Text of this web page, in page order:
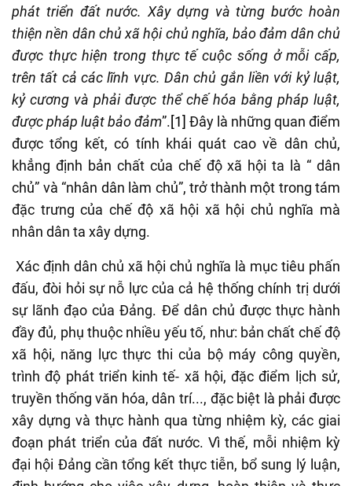
phát triển đất nước. Xây dựng và từng bước hoàn
thiện nền dân chủ xã hội chủ nghĩa, bảo đảm dân chủ
được thực hiện trong thực tế cuộc sống ở mỗi cấp,
trên tất cả các lĩnh vực. Dân chủ gắn liền với kỷ luật,
kỷ cương và phải được thể chế hóa bằng pháp luật,
được pháp luật bảo đảm”.[1] Đây là những quan điểm
được tổng kết, có tính khái quát cao về dân chủ,
khẳng định bản chất của chế độ xã hội ta là “ dân
chủ” và “nhân dân làm chủ”, trở thành một trong tám
đặc trưng của chế độ xã hội xã hội chủ nghĩa mà
nhân dân ta xây dựng.
Xác định dân chủ xã hội chủ nghĩa là mục tiêu phấn
đấu, đòi hỏi sự nỗ lực của cả hệ thống chính trị dưới
sự lãnh đạo của Đảng. Để dân chủ được thực hành
đầy đủ, phụ thuộc nhiều yếu tố, như: bản chất chế độ
xã hội, năng lực thực thi của bộ máy công quyền,
trình độ phát triển kinh tế- xã hội, đặc điểm lịch sử,
truyền thống văn hóa, dân trí..., đặc biệt là phải được
xây dựng và thực hành qua từng nhiệm kỳ, các giai
đoạn phát triển của đất nước. Vì thế, mỗi nhiệm kỳ
đại hội Đảng cần tổng kết thực tiễn, bổ sung lý luận,